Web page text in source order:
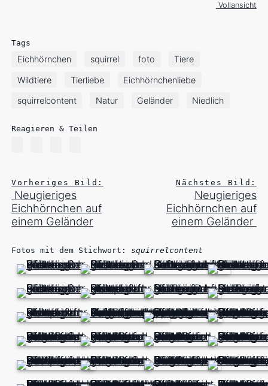
Vollansicht
Tags
Eichhörnchen squirrel foto Tiere
Wildtiere Tierliebe Eichhörnchenliebe
squirrelcontent Natur Geländer Niedlich
Reagieren & Teilen
Vorheriges Bild:
Neugieriges
Eichhörnchen auf
einem Geländer
Nächstes Bild:
Neugieriges
Eichhörnchen auf
einem Geländer
Fotos mit dem Stichwort:squirrelcontent